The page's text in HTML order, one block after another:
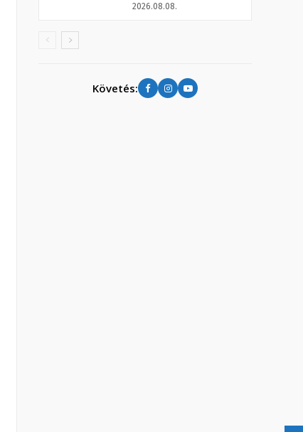
2026.08.08.
Követés: